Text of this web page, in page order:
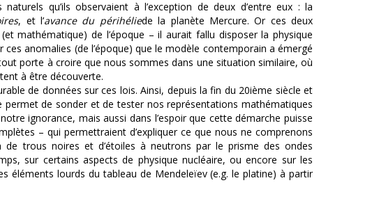
qu’ils observaient à l’exception de deux d’entre eux : la
, et l’avance du périhéliede la planète Mercure. Or ces deux
mathématique) de l’époque – il aurait fallu disposer la physique
anomalies (de l’époque) que le modèle contemporain a émergé
porte à croire que nous sommes dans une situation similaire, où
à être découverte.
de données sur ces lois. Ainsi, depuis la fin du 20ième siècle et
permet de sonder et de tester nos représentations mathématiques
ignorance, mais aussi dans l’espoir que cette démarche puisse
– qui permettraient d’expliquer ce que nous ne comprenons
trous noires et d’étoiles à neutrons par le prisme des ondes
sur certains aspects de physique nucléaire, ou encore sur les
éléments lourds du tableau de Mendeleïev (e.g. le platine) à partir